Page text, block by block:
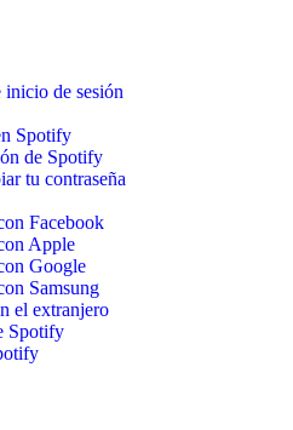
inicio de sesión
Spotify
de Spotify
tu contraseña
Facebook
Apple
Google
Samsung
el extranjero
Spotify